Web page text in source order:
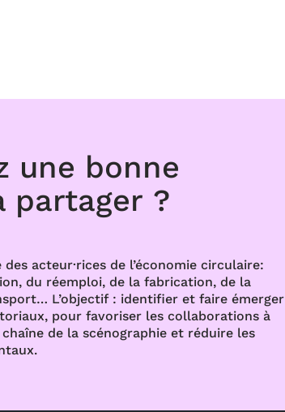
une bonne
partager ?
des acteur·rices de l’économie circulaire:
du réemploi, de la fabrication, de la
L’objectif : identifier et faire émerger
pour favoriser les collaborations à
de la scénographie et réduire les